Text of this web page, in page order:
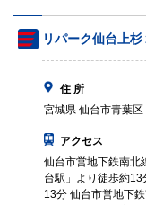
リパーク仙台上杉
住 所
宮城県 仙台市青葉
アクセス
仙台市営地下鉄南北
台駅」より徒歩約
13分 仙台市営地下